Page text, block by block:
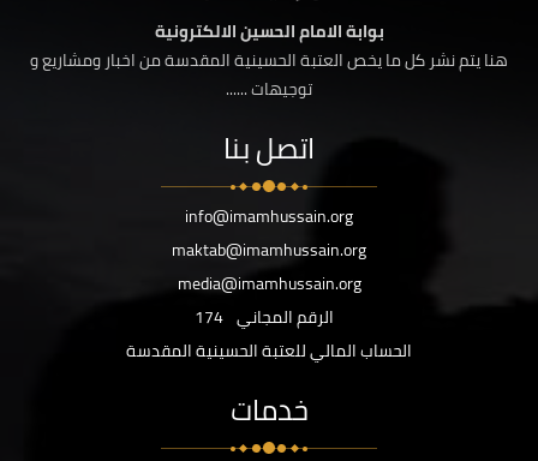
بوابة الامام الحسين الالكترونية
هنا يتم نشر كل ما يخص العتبة الحسينية المقدسة من اخبار ومشاريع و
توجيهات ......
اتصل بنا
info@imamhussain.org
maktab@imamhussain.org
media@imamhussain.org
الرقم المجاني 174
الحساب المالي للعتبة الحسينية المقدسة
خدمات